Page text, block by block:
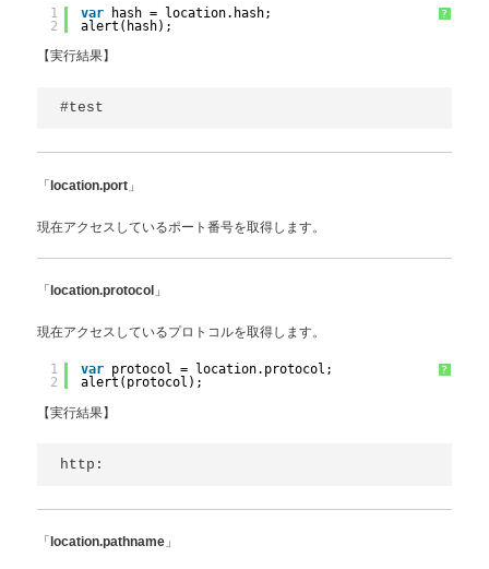
?
1
2
var
hash = location.hash;
alert(hash);
【実行結果】
#test
「 location.port 」
現在アクセスしているポート番号を取得します。
「 location.protocol 」
現在アクセスしているプロトコルを取得します。
?
1
2
var protocol = location.protocol;
alert(protocol);
【実行結果】
http:
「 location.pathname 」